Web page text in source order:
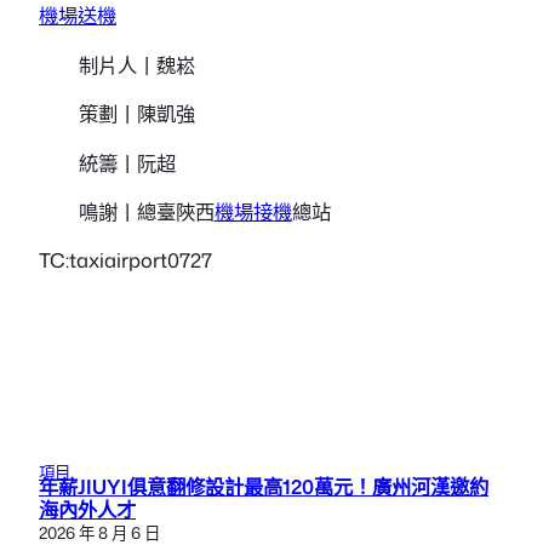
機場送機
制片人丨魏崧
策劃丨陳凱強
統籌丨阮超
鳴謝丨總臺陜西機場接機總站
TC:taxiairport0727
項目
年薪JIUYI俱意翻修設計最高120萬元！廣州河漢邀約
海內外人才
2026 年 8 月 6 日